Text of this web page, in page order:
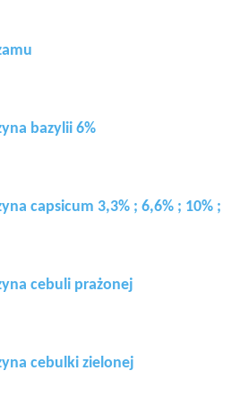
bazylii 6%
capsicum 3,3% ; 6,6% ; 10% ;
cebuli prażonej
cebulki zielonej